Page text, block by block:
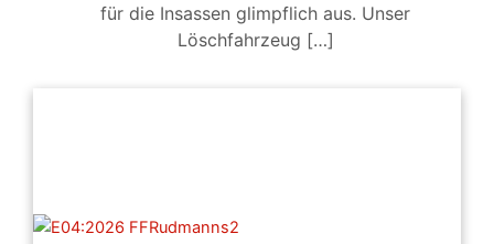
für die Insassen glimpflich aus. Unser
Löschfahrzeug […]